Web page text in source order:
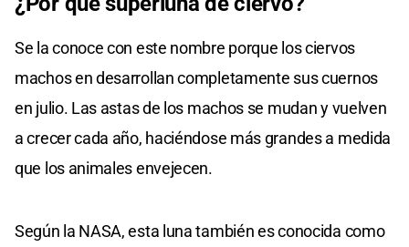
Se la conoce con este nombre porque los ciervos
machos en desarrollan completamente sus cuernos
en julio. Las astas de los machos se mudan y vuelven
a crecer cada año, haciéndose más grandes a medida
que los animales envejecen.
Según la NASA, esta luna también es conocida como